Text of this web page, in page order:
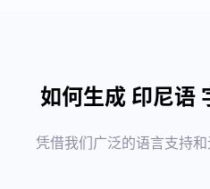
如何生成 印尼语
凭借我们广泛的语言支持和